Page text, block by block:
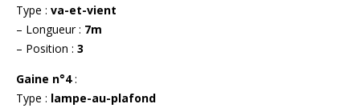
Type : va-et-vient
– Longueur : 7m
– Position : 3
Gaine n°4:
Type : lampe-au-plafond